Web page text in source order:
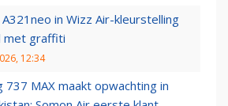
in Wizz Air-kleurstelling
met graffiti
12:34
737 MAX maakt opwachting in